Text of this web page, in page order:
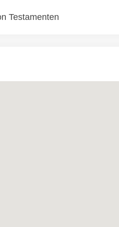
Testamenten